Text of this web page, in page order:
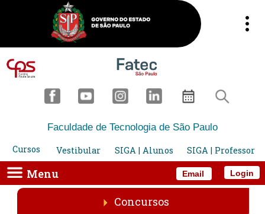
Email
Faculdade de Tecnologia de São Paulo
Cursos
Vestibular SIGA | Alunos SIGA | Professor
Menu Login
Concursos